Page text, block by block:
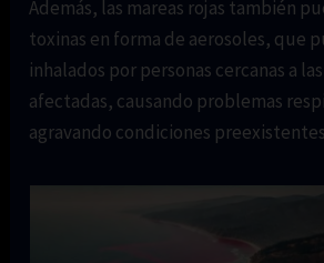
Además, las mareas rojas también
toxinas en forma de aerosoles, que
inhalados por personas cercanas a
afectadas, causando problemas
agravando condiciones